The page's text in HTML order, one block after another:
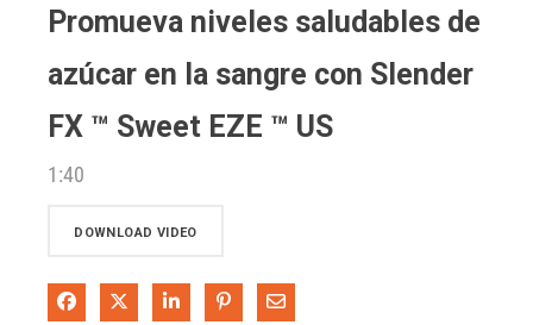
Promueva niveles saludables de
azúcar en la sangre con Slender
FX ™ Sweet EZE ™ US
1:40
DOWNLOAD VIDEO
Share on Facebook
Share on XShare on LinkedIn
Pin on Pinterest
Share via Email